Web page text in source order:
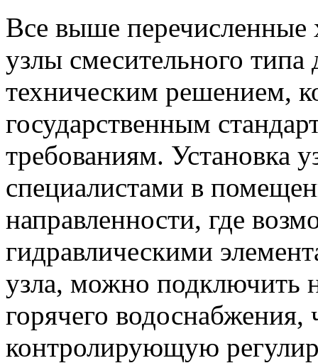
Все выше перечисленные
узлы смесительного
техническим решением,
государственным
требованиям. Установка
специалистами в
направленности, где
гидравлическими
узла, можно подключить
горячего водоснабжения,
контролирующую